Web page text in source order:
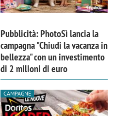
Pubblicità: PhotoSì lancia la
campagna "Chiudi la vacanza in
bellezza" con un investimento
di 2 milioni di euro
CAMPAGNE